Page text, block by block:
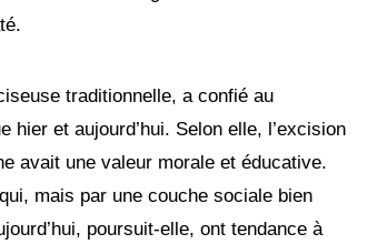
traditionnelle, a confié au
et aujourd’hui. Selon elle, l’excision
avait une valeur morale et éducative.
mais par une couche sociale bien
poursuit-elle, ont tendance à